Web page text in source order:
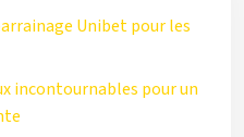
Unibet pour les
incontournables pour un